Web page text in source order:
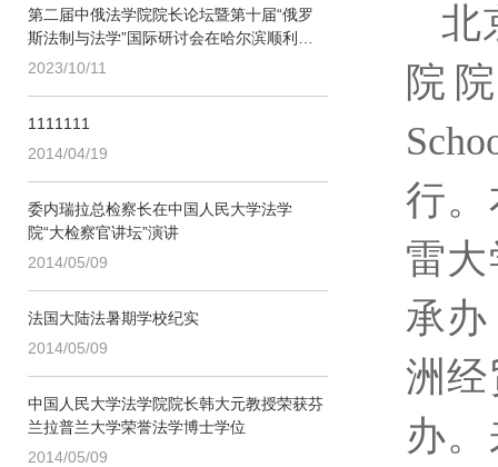
第二届中俄法学院院长论坛暨第十届“俄罗
斯法制与法学”国际研讨会在哈尔滨顺利召
开
2023/10/11
1111111
2014/04/19
委内瑞拉总检察长在中国人民大学法学
院“大检察官讲坛”演讲
2014/05/09
法国大陆法暑期学校纪实
2014/05/09
中国人民大学法学院院长韩大元教授荣获芬
兰拉普兰大学荣誉法学博士学位
2014/05/09
北
院
行
雷
承办
洲
办